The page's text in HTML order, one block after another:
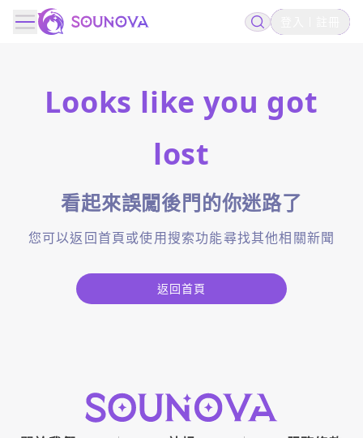
Looks like you got
lost
看起來誤闖後門的你迷路了
您可以返回首頁或使用搜索功能尋找其他相關新聞
返回首頁